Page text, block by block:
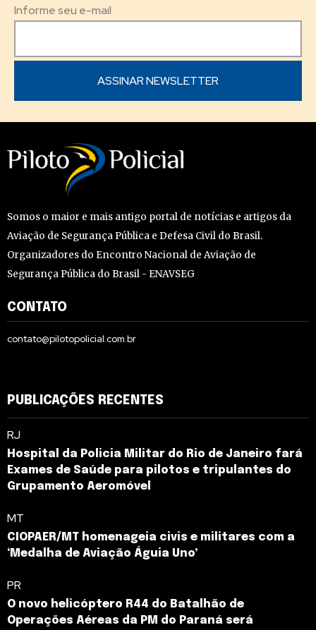
Informe seu e-mail
Somos o maior e mais antigo portal de notícias e artigos da
Aviação de Segurança Pública e Defesa Civil do Brasil.
Organizadores do Encontro Nacional de Aviação de
Segurança Pública do Brasil - ENAVSEG
CONTATO
contato@pilotopolicial.com.br
PUBLICAÇÕES RECENTES
RJ
Hospital da Policia Militar do Rio de Janeiro fará
Exames de Saúde para pilotos e tripulantes do
Grupamento Aeromóvel
MT
CIOPAER/MT homenageia civis e militares com a
‘Medalha de Aviação Águia Uno’
PR
O novo helicóptero R44 do Batalhão de
Operações Aéreas da PM do Paraná será